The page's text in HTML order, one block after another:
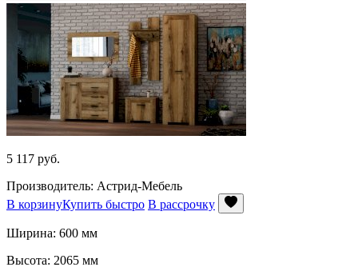
5 117 руб.
Производитель: Астрид-Мебель
В корзинуКупить быстро В рассрочку
Ширина: 600 мм
Высота: 2065 мм